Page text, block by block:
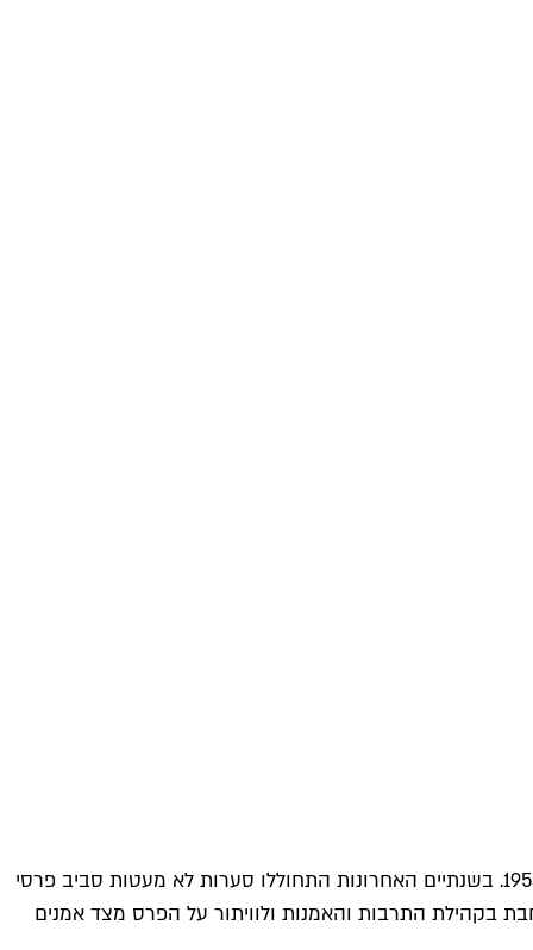
הפרס, בשווי 150 אלף שקלים לאמן, מוענק מזה תשע עשרה שנה וניתן על שמו של מיכאל לנדאו, שמונה לראש מפעל הפיס בשנת 1951. בשנתיים האחרונות התחוללו סערות לא מעטות סביב פרסי
בקהילת התרבות והאמנות ולוויתור על הפרס מצד אמנים